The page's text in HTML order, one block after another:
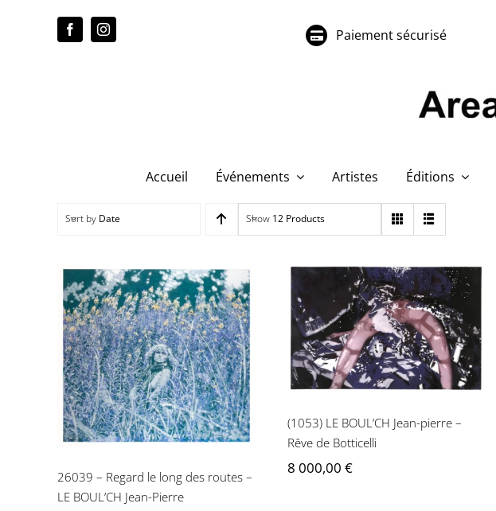
Paiement sécurisé
Accueil Événements Artistes Éditions
Sort by Date Show 12 Products
26039 – Regard le long
des routes – LE
BOUL’CH Jean-Pierre
26039 – Regard le long des routes –
LE BOUL’CH Jean-Pierre
(1053) LE BOUL’CH Jean-
pierre – Rêve de
Botticelli
(1053) LE BOUL’CH Jean-pierre –
Rêve de Botticelli
8 000,00 €